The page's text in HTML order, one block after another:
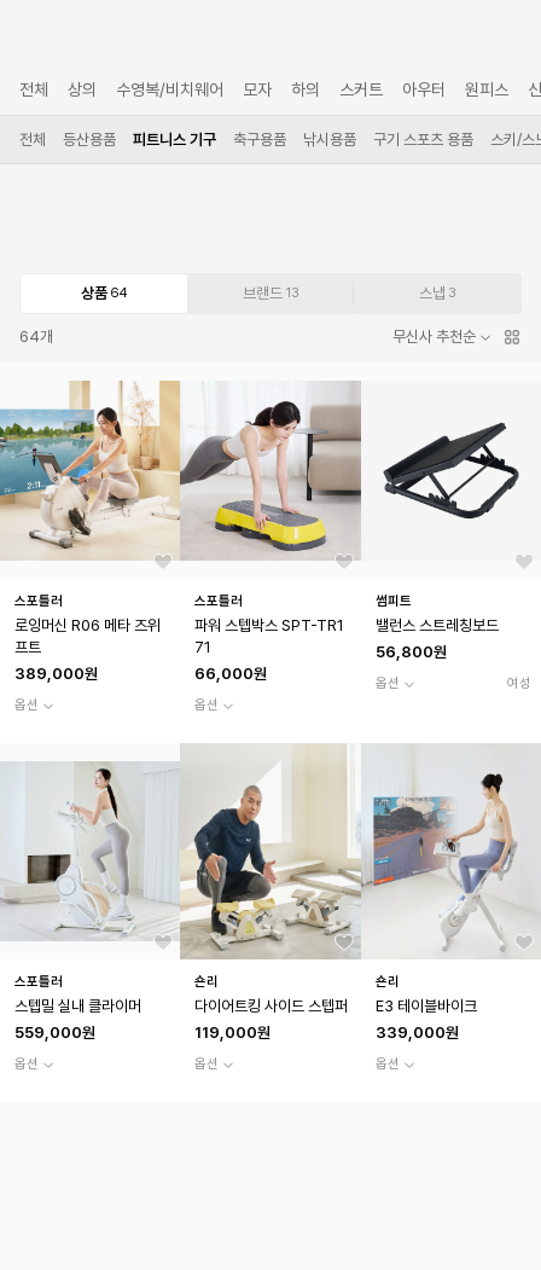
전체 상의 수영복/비치웨어 모자 하의 스커트 아우터 원피스
전체 등산용품 피트니스 기구 축구용품 낚시용품 구기 스포츠 용품 스키/스
상품 64 브랜드 13 스냅 3
64개 무신사 추천순
스포틀러
로잉머신 R06 메타 즈위
프트
389,000원
옵션
스포틀러
파워 스텝박스 SPT-TR1
71
66,000원
옵션
썸피트
밸런스 스트레칭보드
56,800원
옵션 여성
스포틀러
스텝밀 실내 클라이머
559,000원
옵션
숀리
다이어트킹 사이드 스텝퍼
119,000원
옵션
숀리
E3 테이블바이크
339,000원
옵션